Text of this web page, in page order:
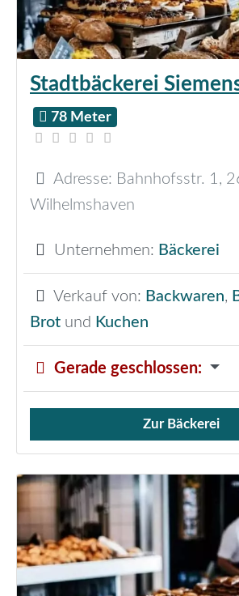
Stadtbäckerei
78 Meter
Adresse: Bahnhofsstr. 1,
Wilhelmshaven
Unternehmen: Bäckerei
Verkauf von: Backwaren,
Brot und Kuchen
Gerade geschlossen:
Verkauf von Brötchen,
Zur Bäckerei